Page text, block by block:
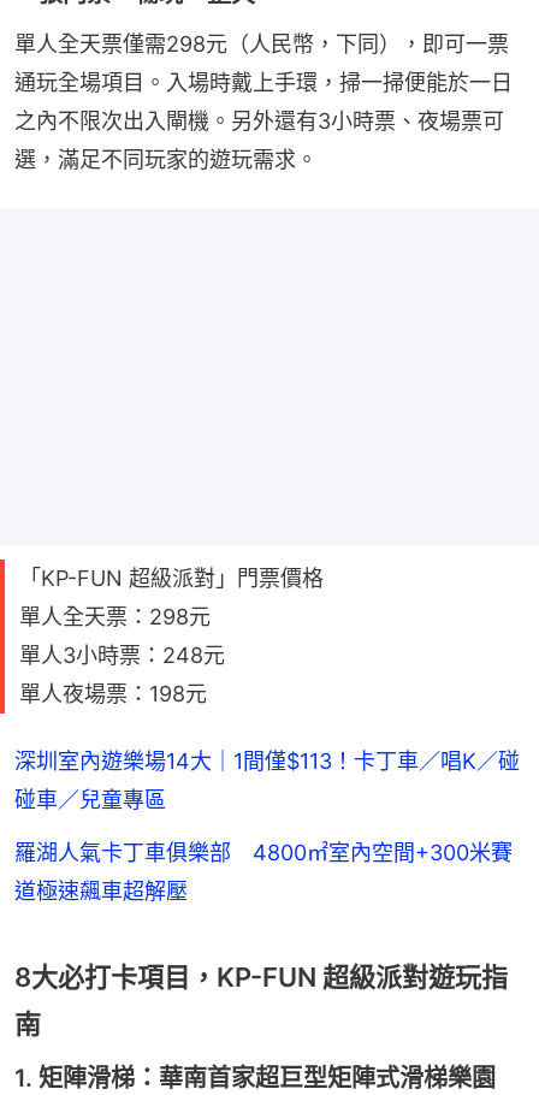
單人全天票僅需298元（人民幣，下同），即可一票
通玩全場項目。入場時戴上手環，掃一掃便能於一日
之內不限次出入閘機。另外還有3小時票、夜場票可
選，滿足不同玩家的遊玩需求。
「KP-FUN 超級派對」門票價格
單人全天票：298元
單人3小時票：248元
單人夜場票：198元
深圳室內遊樂場14大｜1間僅$113！卡丁車／唱K／碰
碰車／兒童專區
羅湖人氣卡丁車俱樂部 4800㎡室內空間+300米賽
道極速飆車超解壓
8大必打卡項目，KP-FUN 超級派對遊玩指
南
1. 矩陣滑梯：華南首家超巨型矩陣式滑梯樂園